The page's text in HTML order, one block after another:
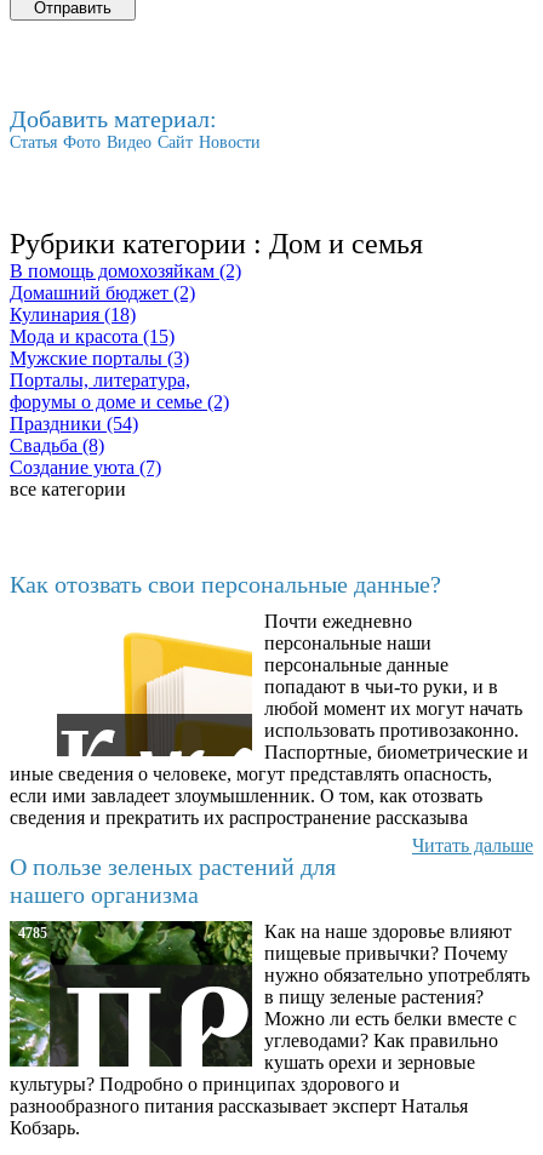
Добавить материал:
Статья Фото Видео Сайт Новости
Рубрики категории : Дом и семья
В помощь домохозяйкам (2)
Домашний бюджет (2)
Кулинария (18)
Мода и красота (15)
Мужские порталы (3)
Порталы, литература,
форумы о доме и семье (2)
Праздники (54)
Свадьба (8)
Создание уюта (7)
все категории
Как отозвать свои персональные данные?
Почти ежедневно
персональные наши
персональные данные
попадают в чьи-то руки, и в
любой момент их могут начать
использовать противозаконно.
Паспортные, биометрические и
иные сведения о человеке, могут представлять опасность,
если ими завладеет злоумышленник. О том, как отозвать
сведения и прекратить их распространение рассказыва
Читать дальше
О пользе зеленых растений для
нашего организма
4785
Как на наше здоровье влияют
пищевые привычки? Почему
нужно обязательно употреблять
в пищу зеленые растения?
Можно ли есть белки вместе с
углеводами? Как правильно
кушать орехи и зерновые
культуры? Подробно о принципах здорового и
разнообразного питания рассказывает эксперт Наталья
Кобзарь.